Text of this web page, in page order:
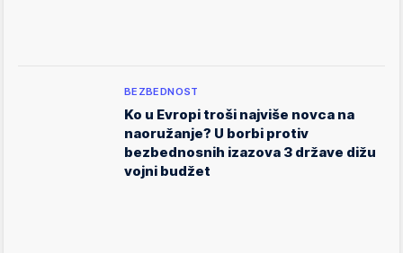
BEZBEDNOST
Ko u Evropi troši najviše novca na
naoružanje? U borbi protiv
bezbednosnih izazova 3 države dižu
vojni budžet